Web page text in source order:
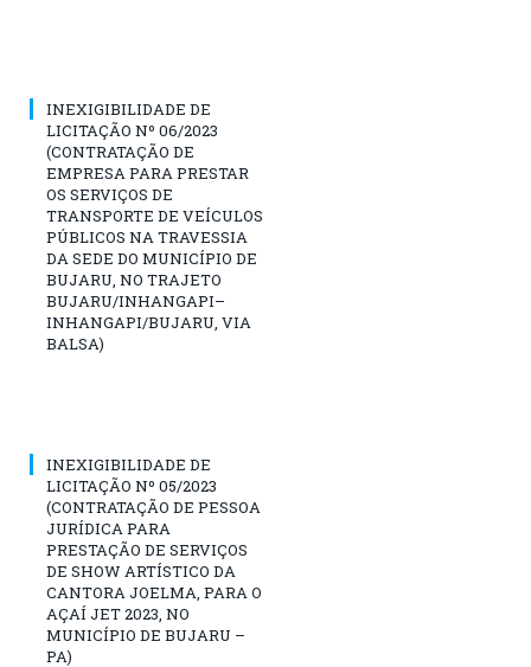
INEXIGIBILIDADE DE
LICITAÇÃO Nº 06/2023
(CONTRATAÇÃO DE
EMPRESA PARA PRESTAR
OS SERVIÇOS DE
TRANSPORTE DE VEÍCULOS
PÚBLICOS NA TRAVESSIA
DA SEDE DO MUNICÍPIO DE
BUJARU, NO TRAJETO
BUJARU/INHANGAPI–
INHANGAPI/BUJARU, VIA
BALSA)
INEXIGIBILIDADE DE
LICITAÇÃO Nº 05/2023
(CONTRATAÇÃO DE PESSOA
JURÍDICA PARA
PRESTAÇÃO DE SERVIÇOS
DE SHOW ARTÍSTICO DA
CANTORA JOELMA, PARA O
AÇAÍ JET 2023, NO
MUNICÍPIO DE BUJARU –
PA)